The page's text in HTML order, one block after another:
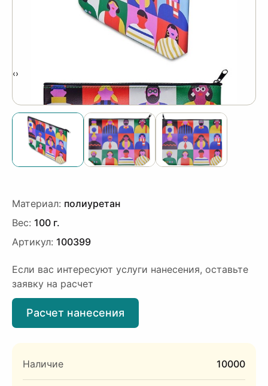
‹›
Материал: полиуретан
Вес: 100 г.
Артикул: 100399
Если вас интересуют услуги нанесения, оставьте
заявку на расчет
Расчет нанесения
Наличие 10000